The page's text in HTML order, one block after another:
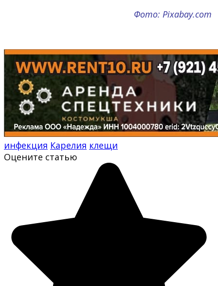
Фото: Pixabay.com
инфекция Карелия клещи
Оцените статью